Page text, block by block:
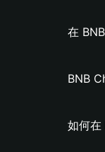
在
BNB
如何在